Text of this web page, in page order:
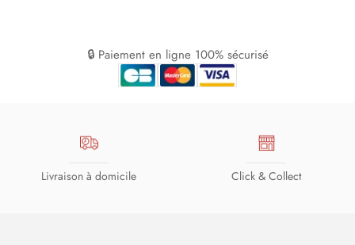
🔒 Paiement en ligne 100% sécurisé
Livraison à domicile Click & Collect